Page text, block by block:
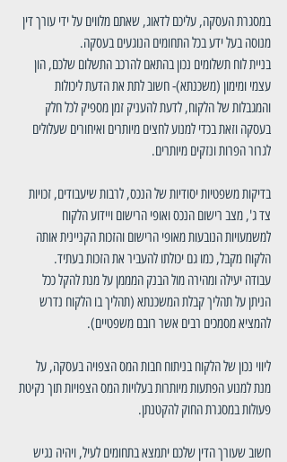
במסגרת העסקה, עליכם לדאוג, שאתם מלווים על ידי עורך דין
מנוסה בעל ידע בכל התחומים הנוגעים בעסקה.
בניית לוח תשלומים נכון בהתאם להרכב התשלום שלכם, הון
עצמי ומימון (משכנתא)- חשוב לתת את הדעת ליכולות
והמגבלות של הלקוח, לדעת להעניק זמן מספיק לכל חלק
בעסקה וזאת בכדי למנוע לחצים מיותרים ואיחורים שעלולים
לגרור הפרות ונזקים מיותרים.
בדיקות משפטיות יסודיות של הנכס, לרבות שיעבודים, זכויות
צד ג', מצב רישום הנכס ואופי הרישום ויידוע הלקוח
למשמעויות הנובעות מאופי הרישום והזכות הקניינית אותה
הלקוח מקבל, כמו גם יכולתו להעביר את הזכות בעתיד.
עבודה יעילה ומהירה מול הבנק המממן על מנת להקל ככל
הניתן על תהליך קבלת המשכנתא (תהליך בו הלקוח נדרש
להמציא מסמכים רבים אשר רובם משפטיים).
ליווי נכון של הלקוח בניתוח חבות המס הצפויה בעסקה, על
מנת למנוע הפתעות מיותרות בעלויות המס הצפויות תוך נקיטת
פעולות במסגרת החוק להקטנתן.
חשוב שעורך הדין שלכם יתמצא בתחומים לעיל, ויהיה נגיש